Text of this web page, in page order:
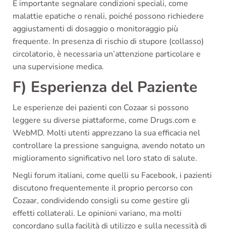
È importante segnalare condizioni speciali, come
malattie epatiche o renali, poiché possono richiedere
aggiustamenti di dosaggio o monitoraggio più
frequente. In presenza di rischio di stupore (collasso)
circolatorio, è necessaria un’attenzione particolare e
una supervisione medica.
F) Esperienza del Paziente
Le esperienze dei pazienti con Cozaar si possono
leggere su diverse piattaforme, come Drugs.com e
WebMD. Molti utenti apprezzano la sua efficacia nel
controllare la pressione sanguigna, avendo notato un
miglioramento significativo nel loro stato di salute.
Negli forum italiani, come quelli su Facebook, i pazienti
discutono frequentemente il proprio percorso con
Cozaar, condividendo consigli su come gestire gli
effetti collaterali. Le opinioni variano, ma molti
concordano sulla facilità di utilizzo e sulla necessità di